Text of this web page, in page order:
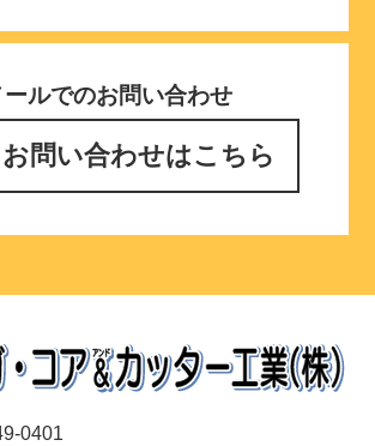
ールでのお問い合わせ
お問い合わせはこちら
0401